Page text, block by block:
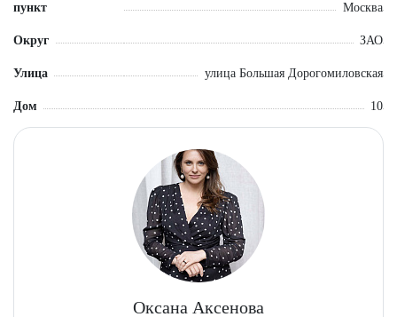
Высота потолков - 3,2 м.
Общая площадь - 200 кв.м.
пункт
Москва
Округ ЗАО
Улица улица Большая Дорогомиловская
Дом 10
Оксана Аксенова